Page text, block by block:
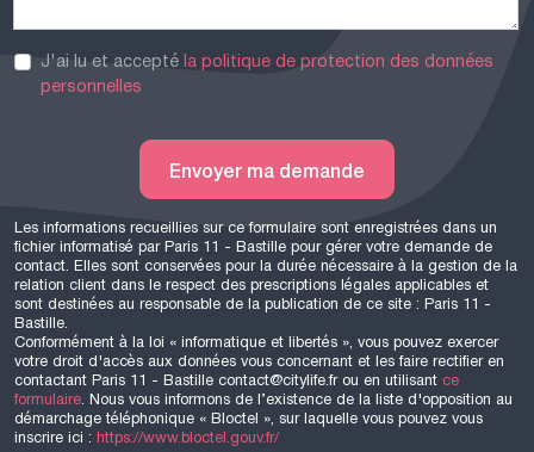
J'ai lu et acceptéla politique de protection des données
personnelles
Envoyer ma demande
Les informations recueillies sur ce formulaire sont enregistrées dans un
fichier informatisé par Paris 11 - Bastille pour gérer votre demande de
contact. Elles sont conservées pour la durée nécessaire à la gestion de la
relation client dans le respect des prescriptions légales applicables et
sont destinées au responsable de la publication de ce site : Paris 11 -
Bastille.
Conformément à la loi « informatique et libertés », vous pouvez exercer
votre droit d'accès aux données vous concernant et les faire rectifier en
contactant Paris 11 - Bastille contact@citylife.fr ou en utilisant ce
formulaire. Nous vous informons de l’existence de la liste d'opposition au
démarchage téléphonique « Bloctel », sur laquelle vous pouvez vous
inscrire ici : https://www.bloctel.gouv.fr/